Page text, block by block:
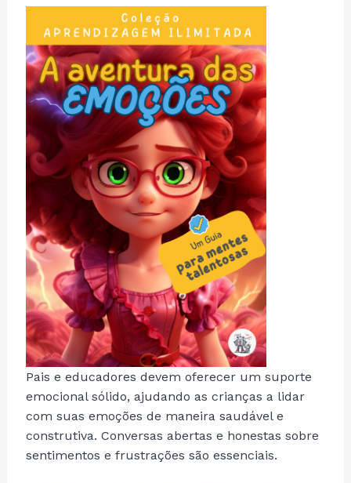
Pais e educadores devem oferecer um suporte
emocional sólido, ajudando as crianças a lidar
com suas emoções de maneira saudável e
construtiva. Conversas abertas e honestas sobre
sentimentos e frustrações são essenciais.